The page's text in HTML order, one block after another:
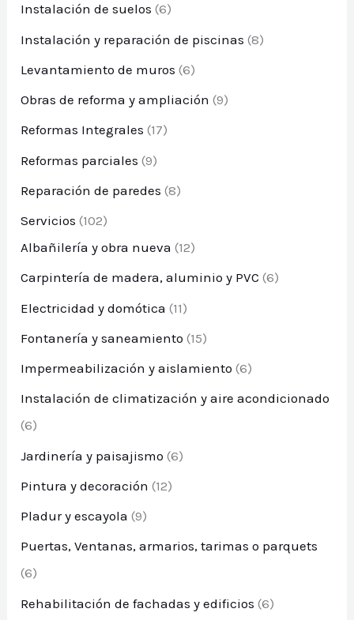
Instalación de suelos (6)
Instalación y reparación de piscinas (8)
Levantamiento de muros (6)
Obras de reforma y ampliación (9)
Reformas Integrales (17)
Reformas parciales (9)
Reparación de paredes (8)
Servicios (102)
Albañilería y obra nueva (12)
Carpintería de madera, aluminio y PVC (6)
Electricidad y domótica (11)
Fontanería y saneamiento (15)
Impermeabilización y aislamiento (6)
Instalación de climatización y aire acondicionado
(6)
Jardinería y paisajismo (6)
Pintura y decoración (12)
Pladur y escayola (9)
Puertas, Ventanas, armarios, tarimas o parquets
(6)
Rehabilitación de fachadas y edificios (6)